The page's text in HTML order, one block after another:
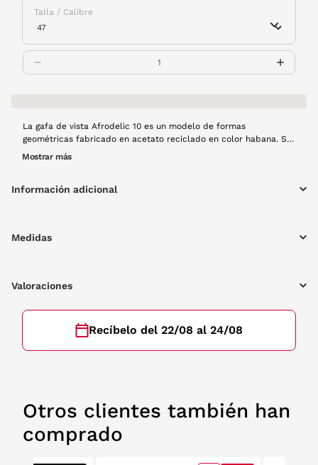
Talla / Calibre
La gafa de vista Afrodelic 10 es un modelo de formas
geométricas fabricado en acetato reciclado en color habana. Su
diseño es perfecto para hombres y mujeres que buscan diseño y
Mostrar más
Información adicional
Medidas
Valoraciones
Recíbelo del 22/08 al 24/08
Otros clientes también han
comprado